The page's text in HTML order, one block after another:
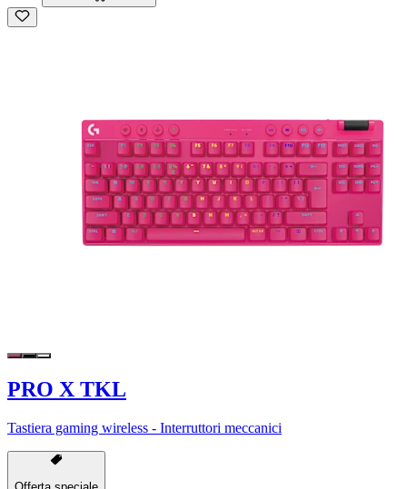
PRO X TKL
Tastiera gaming wireless - Interruttori meccanici